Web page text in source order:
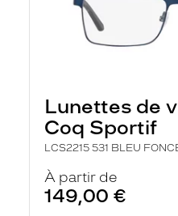
Lunettes de
Coq Sportif
LCS2215 531 BLEU
À partir de
149,00 €